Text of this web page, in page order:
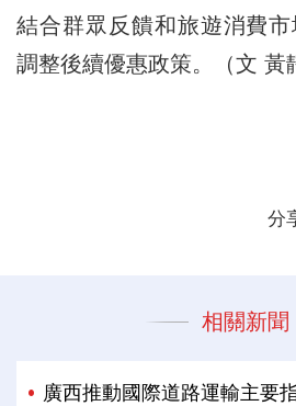
結合群眾反饋和旅遊消費
調整後續優惠政策。（文 黃
分
相關新聞
廣西推動國際道路運輸主要